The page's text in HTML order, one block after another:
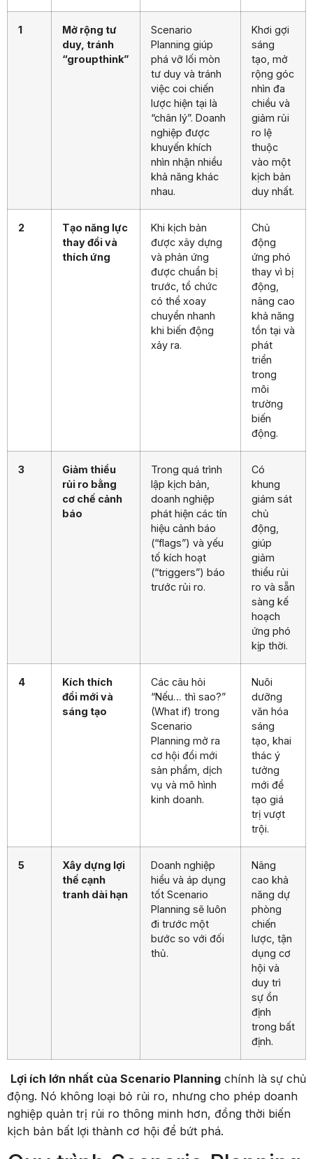
1
Mở rộng tư
duy, tránh
“groupthink”
Scenario
Planning giúp
phá vỡ lối mòn
tư duy và tránh
việc coi chiến
lược hiện tại là
“chân lý”. Doanh
nghiệp được
khuyến khích
nhìn nhận nhiều
khả năng khác
nhau.
Khơi gợi
sáng
tạo, mở
rộng góc
nhìn đa
chiều và
giảm rủi
ro lệ
thuộc
vào một
kịch bản
duy nhất.
2
Tạo năng lực
thay đổi và
thích ứng
Khi kịch bản
được xây dựng
và phản ứng
được chuẩn bị
trước, tổ chức
có thể xoay
chuyển nhanh
khi biến động
xảy ra.
Chủ
động
ứng phó
thay vì bị
động,
nâng cao
khả năng
tồn tại và
phát
triển
trong
môi
trường
biến
động.
3
Giảm thiểu
rủi ro bằng
cơ chế cảnh
báo
Trong quá trình
lập kịch bản,
doanh nghiệp
phát hiện các tín
hiệu cảnh báo
(“flags”) và yếu
tố kích hoạt
(“triggers”) báo
trước rủi ro.
Có
khung
giám sát
chủ
động,
giúp
giảm
thiểu rủi
ro và sẵn
sàng kế
hoạch
ứng phó
kịp thời.
4
Kích thích
đổi mới và
sáng tạo
Các câu hỏi
“Nếu… thì sao?”
(What if) trong
Scenario
Planning mở ra
cơ hội đổi mới
sản phẩm, dịch
vụ và mô hình
kinh doanh.
Nuôi
dưỡng
văn hóa
sáng
tạo, khai
thác ý
tưởng
mới để
tạo giá
trị vượt
trội.
5
Xây dựng lợi
thế cạnh
tranh dài hạn
Doanh nghiệp
hiểu và áp dụng
tốt Scenario
Planning sẽ luôn
đi trước một
bước so với đối
thủ.
Nâng
cao khả
năng dự
phòng
chiến
lược, tận
dụng cơ
hội và
duy trì
sự ổn
định
trong bất
định.
Lợi ích lớn nhất của Scenario Planning chính là sự chủ
động. Nó không loại bỏ rủi ro, nhưng cho phép doanh
nghiệp quản trị rủi ro thông minh hơn, đồng thời biến
kịch bản bất lợi thành cơ hội để bứt phá.